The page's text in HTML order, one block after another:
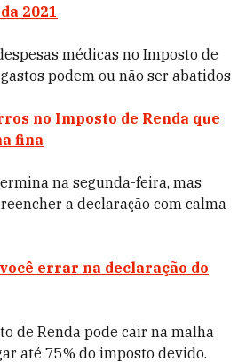
2021
médicas no Imposto de
podem ou não ser abatidos
no Imposto de Renda que
fina
na segunda-feira, mas
a declaração com calma
errar na declaração do
de Renda pode cair na malha
até 75% do imposto devido.